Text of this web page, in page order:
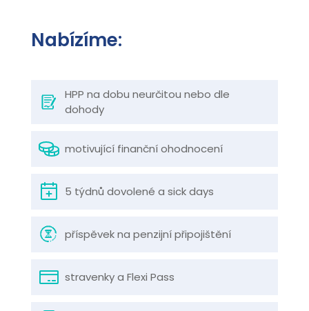
Nabízíme:
HPP na dobu neurčitou nebo dle
dohody
motivující finanční ohodnocení
5 týdnů dovolené a sick days
příspěvek na penzijní připojištění
stravenky a Flexi Pass